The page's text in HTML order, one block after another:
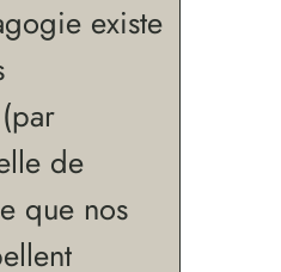
existe
de
que nos